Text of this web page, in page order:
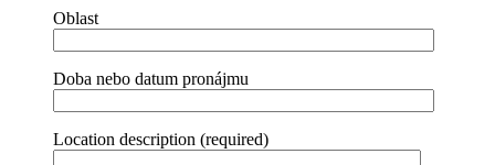
Oblast
Doba nebo datum pronájmu
Location description (required)